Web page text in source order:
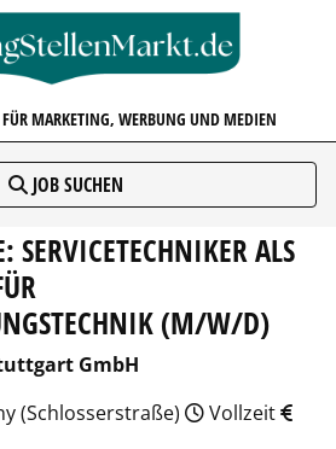
FÜR MARKETING, WERBUNG UND MEDIEN
JOB SUCHEN
SERVICETECHNIKER ALS
(M/W/D)
GmbH
(Schlosserstraße)
Vollzeit